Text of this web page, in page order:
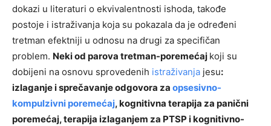
dokazi u literaturi o ekvivalentnosti ishoda, takođe
postoje i istraživanja koja su pokazala da je određeni
tretman efektniji u odnosu na drugi za specifičan
problem. Neki od parova tretman-poremećaj koji su
dobijeni na osnovu sprovedenih istraživanja jesu:
izlaganje i sprečavanje odgovora za opsesivno-
kompulzivni poremećaj, kognitivna terapija za panični
poremećaj, terapija izlaganjem za PTSP i kognitivno-